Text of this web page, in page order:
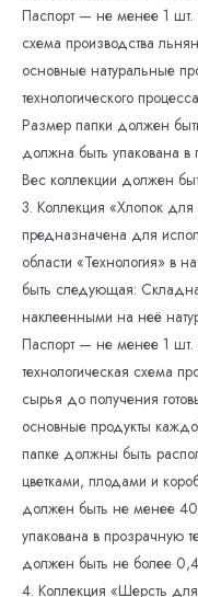
Паспорт — не менее 1 шт.
схема производства
основные натуральные
технологического
Размер папки должен
должна быть упакована
Вес коллекции должен
3. Коллекция «Хлопок
предназначена для
области «Технология» в
быть следующая:
наклеенными на неё
Паспорт — не менее 1 шт.
технологическая схема
сырья до получения
основные продукты
папке должны быть
цветками, плодами и
должен быть не менее
упакована в прозрачную
должен быть не более 0,4
4. Коллекция «Шерсть